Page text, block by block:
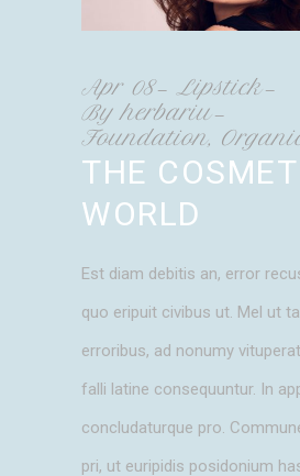
Apr 08
Lipstick
Byherbariu
Foundation,
THE
WORLD
Est diam debitis an, error
quo eripuit civibus ut. Mel ut
erroribus, ad nonumy
falli latine consequuntur. In
concludaturque pro.
pri, ut euripidis posidonium